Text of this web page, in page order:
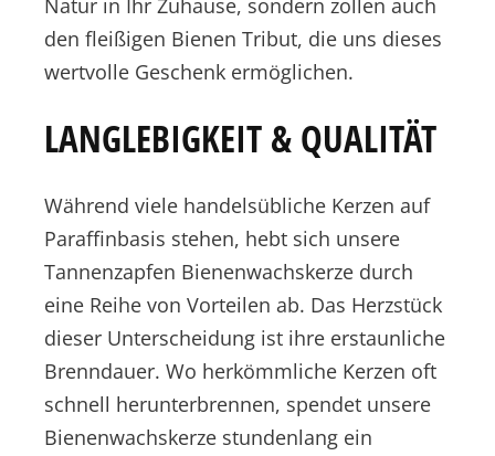
Natur in Ihr Zuhause, sondern zollen auch
den fleißigen Bienen Tribut, die uns dieses
wertvolle Geschenk ermöglichen.
LANGLEBIGKEIT & QUALITÄT
Während viele handelsübliche Kerzen auf
Paraffinbasis stehen, hebt sich unsere
Tannenzapfen Bienenwachskerze durch
eine Reihe von Vorteilen ab. Das Herzstück
dieser Unterscheidung ist ihre erstaunliche
Brenndauer. Wo herkömmliche Kerzen oft
schnell herunterbrennen, spendet unsere
Bienenwachskerze stundenlang ein